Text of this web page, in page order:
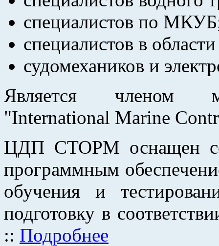
специалистов по
специалистов в
судомехаников и
Является членом
"International Marine
ЦДП СТОРМ оснащен
программным
обучения и
подготовку в
:: Подробнее